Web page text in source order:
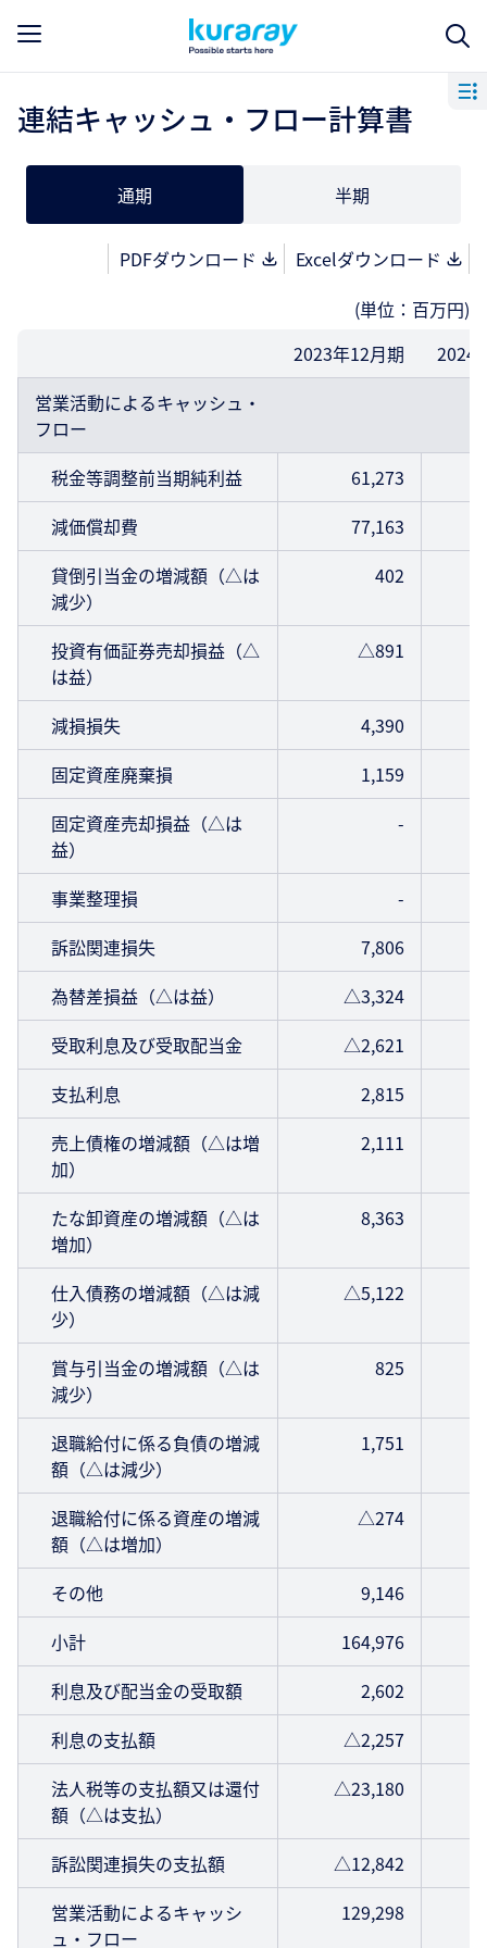
連結キャッシュ・フロー計算書
通期 半期
PDFダウンロード
Excelダウンロード
(単位：百万円)
2023年12月期
2024
営業活動によるキャッシュ・
フロー
税金等調整前当期純利益
61,273
減価償却費
77,163
貸倒引当金の増減額（△は
減少）
402
投資有価証券売却損益（△
は益）
△891
減損損失
4,390
固定資産廃棄損
1,159
固定資産売却損益（△は
益）
-
事業整理損
-
訴訟関連損失
7,806
為替差損益（△は益）
△3,324
受取利息及び受取配当金
△2,621
支払利息
2,815
売上債権の増減額（△は増
加）
2,111
たな卸資産の増減額（△は
増加）
8,363
仕入債務の増減額（△は減
少）
△5,122
賞与引当金の増減額（△は
減少）
825
退職給付に係る負債の増減
額（△は減少）
1,751
退職給付に係る資産の増減
額（△は増加）
△274
その他
9,146
小計
164,976
利息及び配当金の受取額
2,602
利息の支払額
△2,257
法人税等の支払額又は還付
額（△は支払）
△23,180
訴訟関連損失の支払額
△12,842
営業活動によるキャッシ
ュ・フロー
129,298